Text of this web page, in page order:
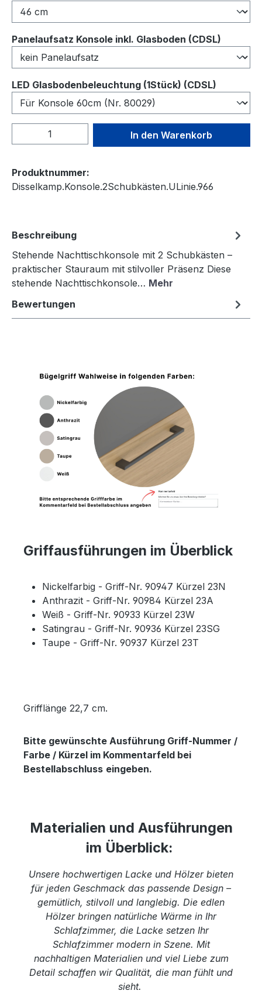
Panelaufsatz Konsole inkl. Glasboden (CDSL)
LED Glasbodenbeleuchtung (1Stück) (CDSL)
Produkt Anzahl: Gib denIn den Warenkorb
Produktnummer:
Disselkamp.Konsole.2Schubkästen.ULinie.966
Beschreibung
Stehende Nachttischkonsole mit 2 Schubkästen –
praktischer Stauraum mit stilvoller Präsenz Diese
stehende Nachttischkonsole… Mehr
Bewertungen
Griffausführungen im Überblick
Nickelfarbig - Griff-Nr. 90947 Kürzel 23N
Anthrazit - Griff-Nr. 90984 Kürzel 23A
Weiß - Griff-Nr. 90933 Kürzel 23W
Satingrau - Griff-Nr. 90936 Kürzel 23SG
Taupe - Griff-Nr. 90937 Kürzel 23T
Grifflänge 22,7 cm.
Bitte gewünschte Ausführung Griff-Nummer /
Farbe / Kürzel im Kommentarfeld bei
Bestellabschluss eingeben.
Materialien und Ausführungen
im Überblick:
Unsere hochwertigen Lacke und Hölzer bieten
für jeden Geschmack das passende Design –
gemütlich, stilvoll und langlebig. Die edlen
Hölzer bringen natürliche Wärme in Ihr
Schlafzimmer, die Lacke setzen Ihr
Schlafzimmer modern in Szene. Mit
nachhaltigen Materialien und viel Liebe zum
Detail schaffen wir Qualität, die man fühlt und
sieht.